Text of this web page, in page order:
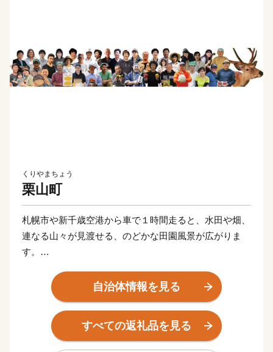
くりやまちょう
栗山町
札幌市や新千歳空港から車で１時間走ると、水田や畑、
連なる山々が見渡せる、のどかな田園風景が広がりま
す。
元「小林酒造」や、桃太郎のパッケージとオブラートで
お馴染みの「谷田の日本一きびだんご」など、道産子な
ら誰もが一度は目にしたことがある商品は、実は栗山町
の特産品。
自治体情報を見る
すべての返礼品を見る